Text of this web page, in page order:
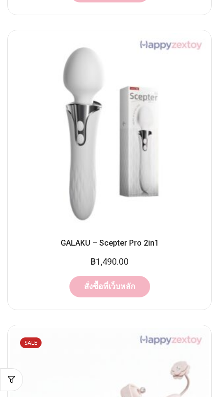
GALAKU – Scepter Pro 2in1
฿1,490.00
สั่งซื้อที่เว็บหลัก
SALE